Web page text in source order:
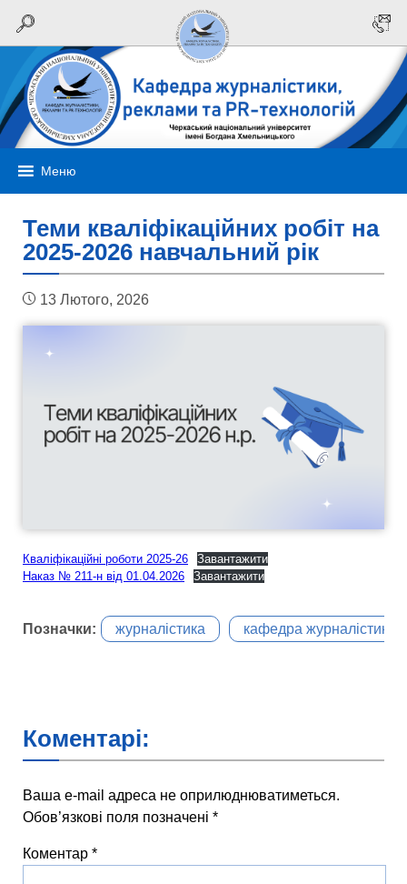
Меню
Теми кваліфікаційних робіт на
2025-2026 навчальний рік
13 Лютого, 2026
Кваліфікаційні роботи 2025-26
Завантажити
Наказ № 211-н від 01.04.2026
Завантажити
Позначки: журналістика кафедра журналістики
Коментарі:
Ваша e-mail адреса не оприлюднюватиметься.
Обов’язкові поля позначені *
Коментар *